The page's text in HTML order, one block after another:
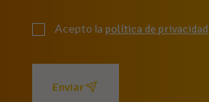
Acepto la política de privacidad
Enviar